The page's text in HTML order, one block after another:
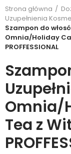
Strona główna
Uzupełnienia
Szampon do
Omnia/Holiday
PROFFESSIONAL
Omnia/
Tea z